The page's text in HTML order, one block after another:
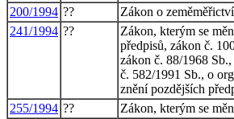
200/1994 ??
Zákon o
241/1994 ??
Zákon, kterým se
předpisů, zákon č.
zákon č. 88/1968
č. 582/1991 Sb., o
znění pozdějších
255/1994 ??
Zákon, kterým se